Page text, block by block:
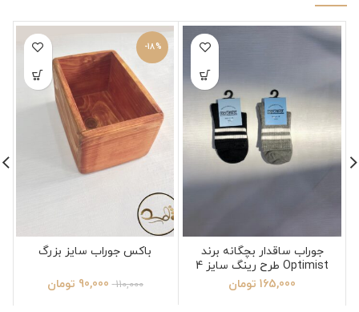
جوراب ساقدار بچگانه برند
Optimist طرح رینگ سایز 4
165,000 تومان
-18%
باکس جوراب سایز بزرگ
110,000
90,000 تومان